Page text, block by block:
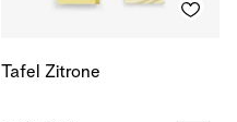
Tafel Zitrone